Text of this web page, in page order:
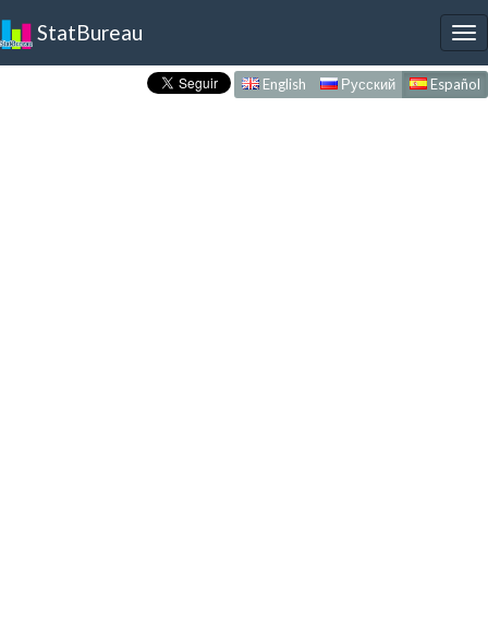
StatBureau
English Русский Español